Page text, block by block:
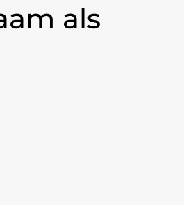
als